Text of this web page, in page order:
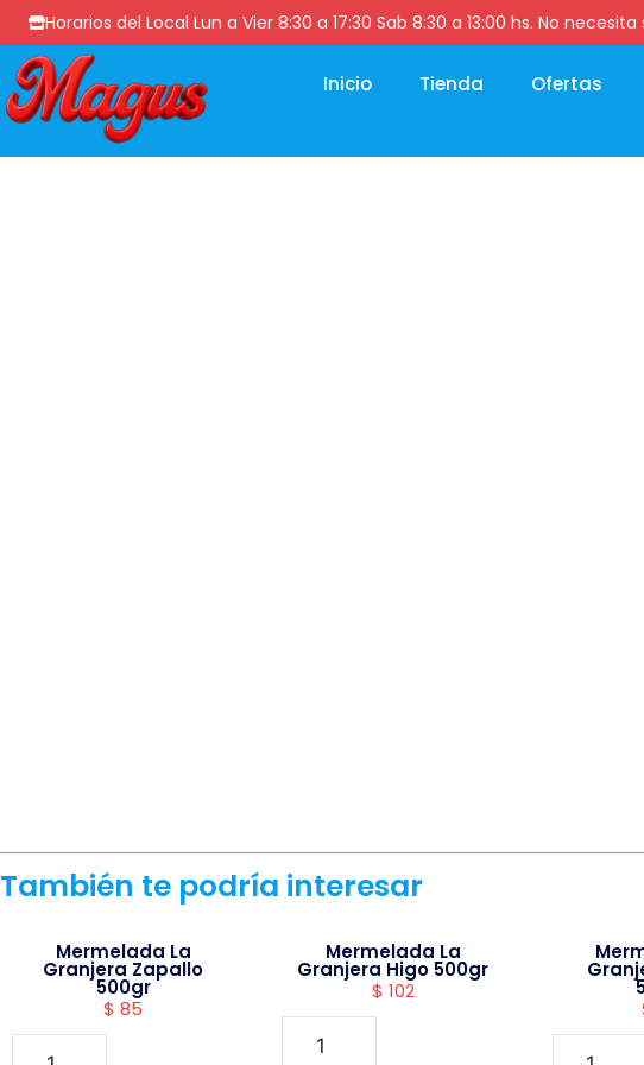
Horarios del Local Lun a Vier 8:30 a 17:30 Sab 8:30 a 13:00 hs. No
Inicio Tienda Ofertas
También te podría interesar
Mermelada La
Granjera Zapallo
500gr
$ 85
Mermelada La
Granjera Higo 500gr
$ 102